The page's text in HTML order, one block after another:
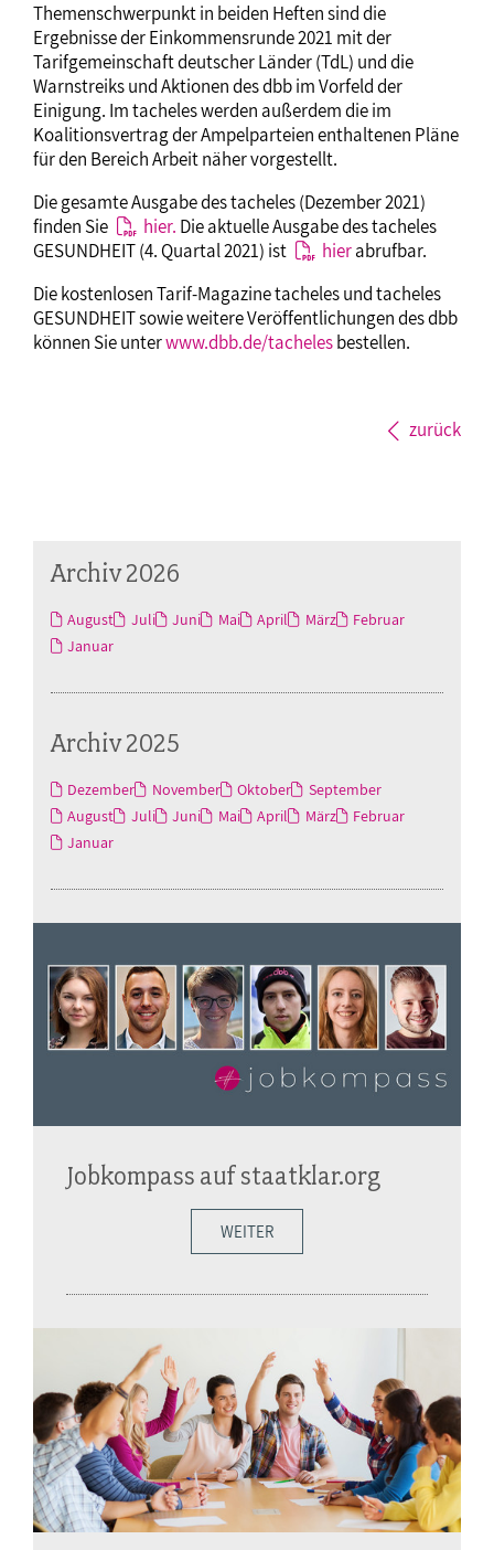
Themenschwerpunkt in beiden Heften sind die
Ergebnisse der Einkommensrunde 2021 mit der
Tarifgemeinschaft deutscher Länder (TdL) und die
Warnstreiks und Aktionen des dbb im Vorfeld der
Einigung. Im tacheles werden außerdem die im
Koalitionsvertrag der Ampelparteien enthaltenen Pläne
für den Bereich Arbeit näher vorgestellt.
Die gesamte Ausgabe des tacheles (Dezember 2021)
finden Sie
hier. Die aktuelle Ausgabe des tacheles
GESUNDHEIT (4. Quartal 2021) ist
hierabrufbar.
Die kostenlosen Tarif-Magazine tacheles und tacheles
GESUNDHEIT sowie weitere Veröffentlichungen des dbb
können Sie unterwww.dbb.de/tachelesbestellen.
zurück
Archiv 2026
August Juli Juni Mai April März
Februar
Januar
Archiv 2025
Dezember November Oktober
September
August
Juli Juni Mai April März
Februar
Januar
Jobkompass auf staatklar.org
WEITER